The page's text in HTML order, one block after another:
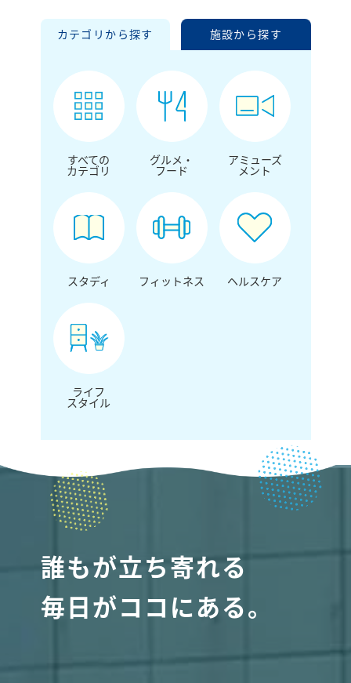
カテゴリから探す 施設から探す
すべての
カテゴリ
グルメ・
フード
アミューズ
メント
スタディ フィットネス ヘルスケア
ライフ
スタイル
誰もが立ち寄れる
毎日がココにある。